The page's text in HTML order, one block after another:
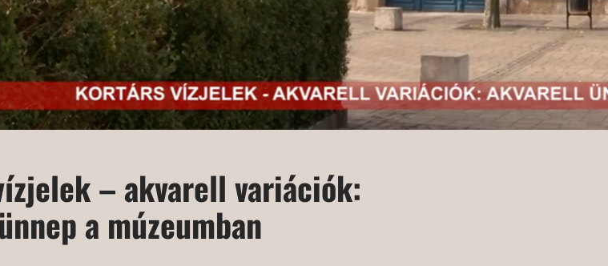
– akvarell variációk:
a múzeumban